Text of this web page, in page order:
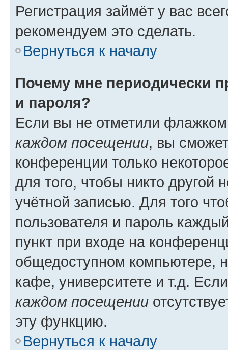
Регистрация займёт у вас
рекомендуем это сделать.
Вернуться к началу
Почему мне периодически
и пароля?
Если вы не отметили
каждом посещении, вы
конференции только
для того, чтобы никто другой
учётной записью. Для того
пользователя и пароль
пункт при входе на
общедоступном компьютере,
кафе, университете и т.д.
каждом посещении
эту функцию.
Вернуться к началу